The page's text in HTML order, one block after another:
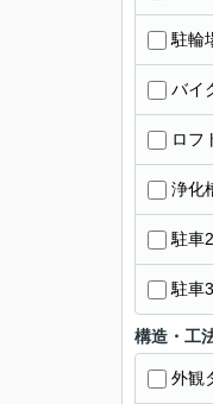
駐輪
バイ
ロフ
浄化
駐車
駐車
構造・工
外観